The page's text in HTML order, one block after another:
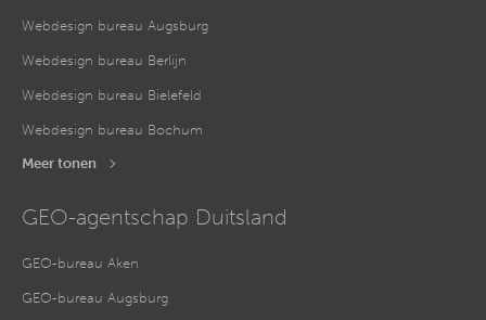
Webdesign bureau Augsburg
Webdesign bureau Berlijn
Webdesign bureau Bielefeld
Webdesign bureau Bochum
Meer tonen
GEO-agentschap Duitsland
GEO-bureau Aken
GEO-bureau Augsburg